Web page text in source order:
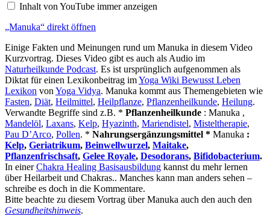
Inhalt von YouTube immer anzeigen
„Manuka“ direkt öffnen
Einige Fakten und Meinungen rund um Manuka in diesem Video
Kurzvortrag. Dieses Video gibt es auch als Audio im
Naturheilkunde Podcast. Es ist ursprünglich aufgenommen als
Diktat für einen Lexikonbeitrag imYoga Wiki Bewusst Leben
Lexikon von Yoga Vidya. Manuka kommt aus Themengebieten wie
Fasten, Diät, Heilmittel, Heilpflanze, Pflanzenheilkunde, Heilung.
Verwandte Begriffe sind z.B. * Pflanzenheilkunde : Manuka ,
Mandelöl, Laxans, Kelp, Hyazinth, Mariendistel, Misteltherapie,
Pau D’Arco, Pollen. * Nahrungsergänzungsmittel * Manuka :
Kelp, Geriatrikum, Beinwellwurzel, Maitake,
Pflanzenfrischsaft, Gelee Royale, Desodorans, Bifidobacterium.
In einerChakra Healing Basisausbildung kannst du mehr lernen
über Heilarbeit und Chakras.. Manches kann man anders sehen –
schreibe es doch in die Kommentare.
Bitte beachte zu diesem Vortrag über Manuka auch den auch den
Gesundheitshinweis.